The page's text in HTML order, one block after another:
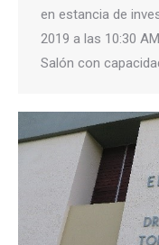
en estancia de
2019 a las 10:30
Salón con